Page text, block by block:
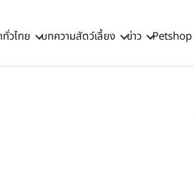
วไทย บทความสัตว์เลี้ยง ข่าว Petshop